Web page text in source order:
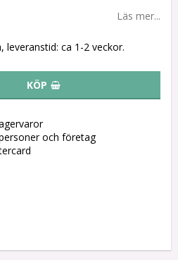
Läs mer...
leveranstid: ca 1-2 veckor.
KÖP
och företag